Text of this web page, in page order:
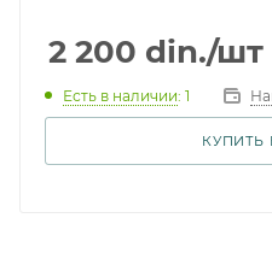
2 200 din./шт
Есть в наличии: 1
КУПИТЬ